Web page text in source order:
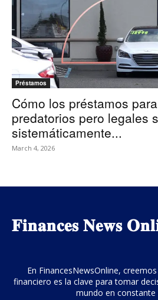
Préstamos
Cómo los préstamos
predatorios pero legales
sistemáticamente...
March 4, 2026
𝐅𝐢𝐧𝐚𝐧𝐜𝐞𝐬 𝐍𝐞𝐰𝐬
En FinancesNewsOnline,
financiero es la clave para tomar
mundo en constante